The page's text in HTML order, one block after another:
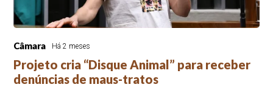
Câmara Há 2 meses
Projeto cria “Disque Animal” para receber
denúncias de maus-tratos